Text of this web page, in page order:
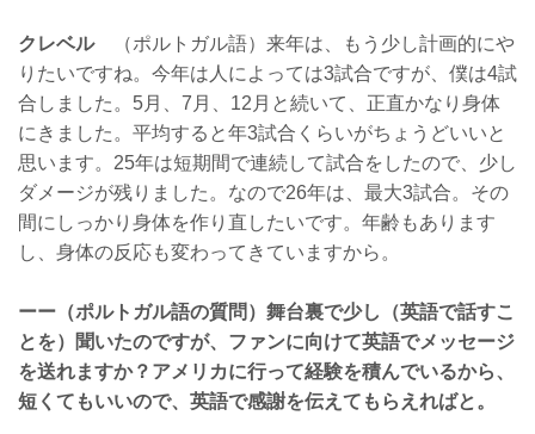
クレベル（ポルトガル語）来年は、もう少し計画的にや
りたいですね。今年は人によっては3試合ですが、僕は4試
合しました。5月、7月、12月と続いて、正直かなり身体
にきました。平均すると年3試合くらいがちょうどいいと
思います。25年は短期間で連続して試合をしたので、少し
ダメージが残りました。なので26年は、最大3試合。その
間にしっかり身体を作り直したいです。年齢もあります
し、身体の反応も変わってきていますから。
ーー（ポルトガル語の質問）舞台裏で少し（英語で話すこ
とを）聞いたのですが、ファンに向けて英語でメッセージ
を送れますか？アメリカに行って経験を積んでいるから、
短くてもいいので、英語で感謝を伝えてもらえればと。